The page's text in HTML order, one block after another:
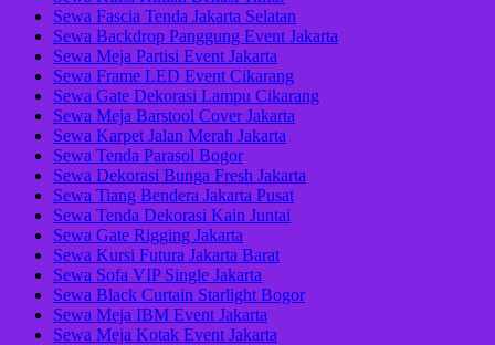
Sewa Fascia Tenda Jakarta Selatan
Sewa Backdrop Panggung Event Jakarta
Sewa Meja Partisi Event Jakarta
Sewa Frame LED Event Cikarang
Sewa Gate Dekorasi Lampu Cikarang
Sewa Meja Barstool Cover Jakarta
Sewa Karpet Jalan Merah Jakarta
Sewa Tenda Parasol Bogor
Sewa Dekorasi Bunga Fresh Jakarta
Sewa Tiang Bendera Jakarta Pusat
Sewa Tenda Dekorasi Kain Juntai
Sewa Gate Rigging Jakarta
Sewa Kursi Futura Jakarta Barat
Sewa Sofa VIP Single Jakarta
Sewa Black Curtain Starlight Bogor
Sewa Meja IBM Event Jakarta
Sewa Meja Kotak Event Jakarta